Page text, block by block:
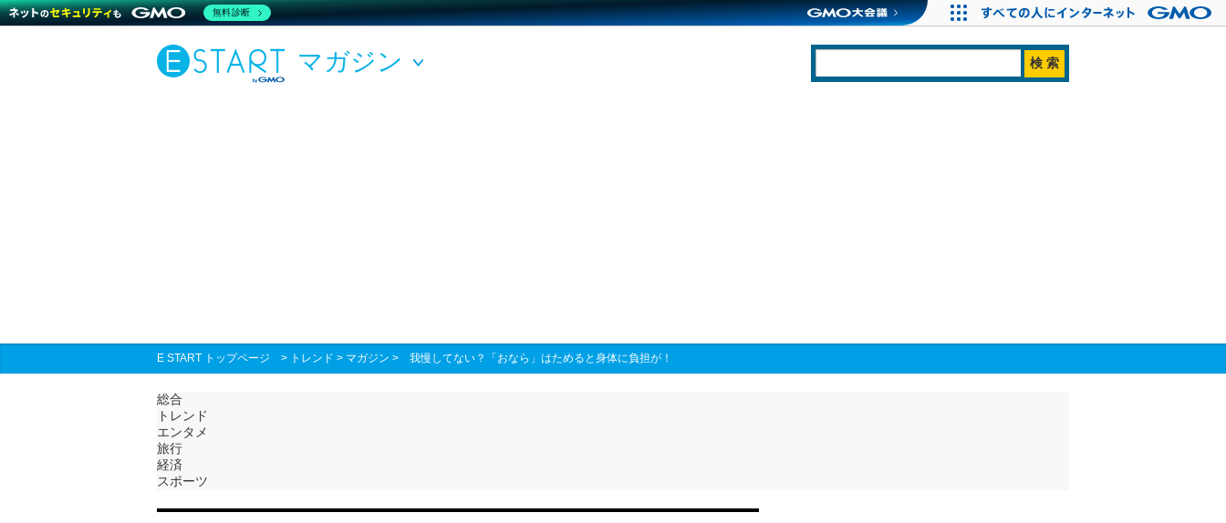
マガジン
E START トップページ > トレンド > マガジン > 我慢してない？「おなら」はためると身体に負担が！
総合
トレンド
エンタメ
旅行
経済
スポーツ
無料診断